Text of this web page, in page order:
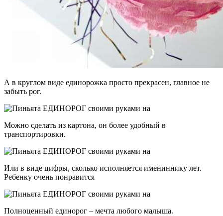
А в круглом виде единорожка просто прекрасен, главное не
забыть рог.
Можно сделать из картона, он более удобный в
транспортировки.
Или в виде цифры, сколько исполняется имениннику лет.
Ребенку очень понравится
Полноценный единорог – мечта любого малыша.